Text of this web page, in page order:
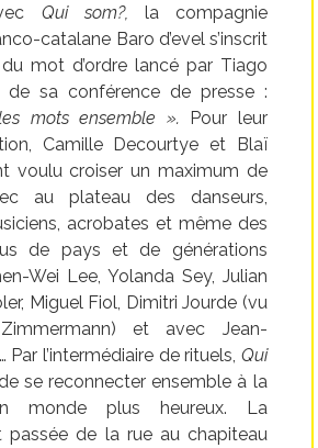
Qui som?, la compagnie
catalane Baro d’evel s’inscrit
mot d’ordre lancé par Tiago
de sa conférence de presse :
mots ensemble ». Pour leur
Camille Decourtye et Blaï
voulu croiser un maximum de
au plateau des danseurs,
acrobates et même des
de pays et de générations
Wei Lee, Yolanda Sey, Julian
Miguel Fiol, Dimitri Jourde (vu
et avec Jean-
l’intermédiaire de rituels, Qui
se reconnecter ensemble à la
monde plus heureux. La
passée de la rue au chapiteau